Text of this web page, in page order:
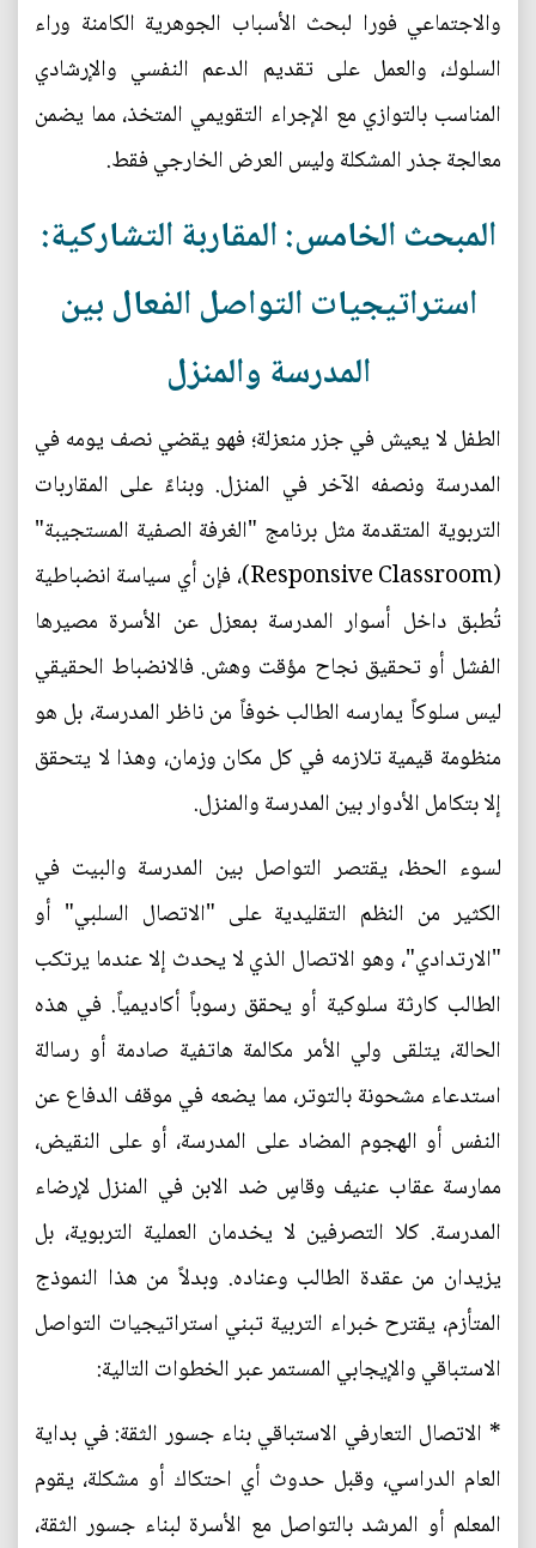
والاجتماعي فورا لبحث الأسباب الجوهرية الكامنة وراء
السلوك، والعمل على تقديم الدعم النفسي والإرشادي
المناسب بالتوازي مع الإجراء التقويمي المتخذ، مما يضمن
معالجة جذر المشكلة وليس العرض الخارجي فقط.
المبحث الخامس: المقاربة التشاركية:
استراتيجيات التواصل الفعال بين
المدرسة والمنزل
الطفل لا يعيش في جزر منعزلة؛ فهو يقضي نصف يومه في
المدرسة ونصفه الآخر في المنزل. وبناءً على المقاربات
التربوية المتقدمة مثل برنامج "الغرفة الصفية المستجيبة"
(Responsive Classroom)، فإن أي سياسة انضباطية
تُطبق داخل أسوار المدرسة بمعزل عن الأسرة مصيرها
الفشل أو تحقيق نجاح مؤقت وهش. فالانضباط الحقيقي
ليس سلوكاً يمارسه الطالب خوفاً من ناظر المدرسة، بل هو
منظومة قيمية تلازمه في كل مكان وزمان، وهذا لا يتحقق
إلا بتكامل الأدوار بين المدرسة والمنزل.
لسوء الحظ، يقتصر التواصل بين المدرسة والبيت في
الكثير من النظم التقليدية على "الاتصال السلبي" أو
"الارتدادي"، وهو الاتصال الذي لا يحدث إلا عندما يرتكب
الطالب كارثة سلوكية أو يحقق رسوباً أكاديمياً. في هذه
الحالة، يتلقى ولي الأمر مكالمة هاتفية صادمة أو رسالة
استدعاء مشحونة بالتوتر، مما يضعه في موقف الدفاع عن
النفس أو الهجوم المضاد على المدرسة، أو على النقيض،
ممارسة عقاب عنيف وقاسٍ ضد الابن في المنزل لإرضاء
المدرسة. كلا التصرفين لا يخدمان العملية التربوية، بل
يزيدان من عقدة الطالب وعناده. وبدلاً من هذا النموذج
المتأزم، يقترح خبراء التربية تبني استراتيجيات التواصل
الاستباقي والإيجابي المستمر عبر الخطوات التالية:
* الاتصال التعارفي الاستباقي بناء جسور الثقة: في بداية
العام الدراسي، وقبل حدوث أي احتكاك أو مشكلة، يقوم
المعلم أو المرشد بالتواصل مع الأسرة لبناء جسور الثقة،